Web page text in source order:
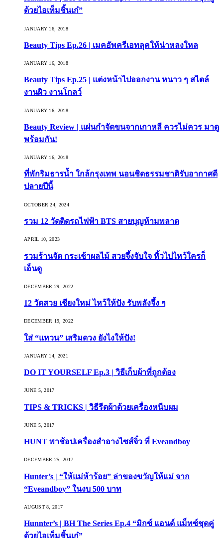
ด้วยไอเท็มชิ้นเก๋”
JANUARY 16, 2018
Beauty Tips Ep.26 | เมคอัพครีเอทลุคให้น่าหลงใหล
JANUARY 16, 2018
Beauty Tips Ep.25 | แต่งหน้าไปออกงาน หนาว ๆ สไตล์
งานผิว งานโกลว์
JANUARY 16, 2018
Beauty Review | แผ่นกำจัดขนจากเกาหลี ควรไม่ควร มาดู
พร้อมกัน!
JANUARY 16, 2018
ที่พักริมธารน้ำ ใกล้กรุงเทพ นอนชิดธรรมชาติรับอากาศดี
ปลายปีนี้
OCTOBER 24, 2024
รวม 12 วัดติดรถไฟฟ้า BTS สายบุญห้ามพลาด
APRIL 10, 2023
รวมร้านจัด กระเช้าผลไม้ สวยจึ้งจับใจ หิ้วไปไหว้ใครก็
เอ็นดู
DECEMBER 29, 2022
12 วัดสวย เชียงใหม่ ไหว้ให้ปัง รับพลังจึ้ง ๆ
DECEMBER 19, 2022
ใส่ “แหวน” เสริมดวง ยังไงให้ปัง!
JANUARY 14, 2021
DO IT YOURSELF Ep.3 | วิธีเก็บผ้าที่ถูกต้อง
JUNE 5, 2017
TIPS & TRICKS | วิธีรีดผ้าด้วยเครื่องหนีบผม
JUNE 5, 2017
HUNT พาช้อปเครื่องสำอางไซส์จิ๋ว ที่ Eveandboy
DECEMBER 25, 2017
Hunter’s | “ให้แม่ห้าร้อย” ล่าของขวัญให้แม่ จาก
“Eveandboy” ในงบ 500 บาท
AUGUST 8, 2017
Hunnter’s | BH The Series Ep.4 “มิกซ์ แอนด์ แม็ทซ์ชุดคู่
ด้วยไอเท็มชิ้นเก๋”